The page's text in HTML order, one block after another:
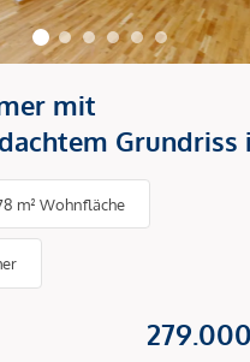
mit
Grundriss
Lage - stilvoll
und sofort
m² Wohnfläche